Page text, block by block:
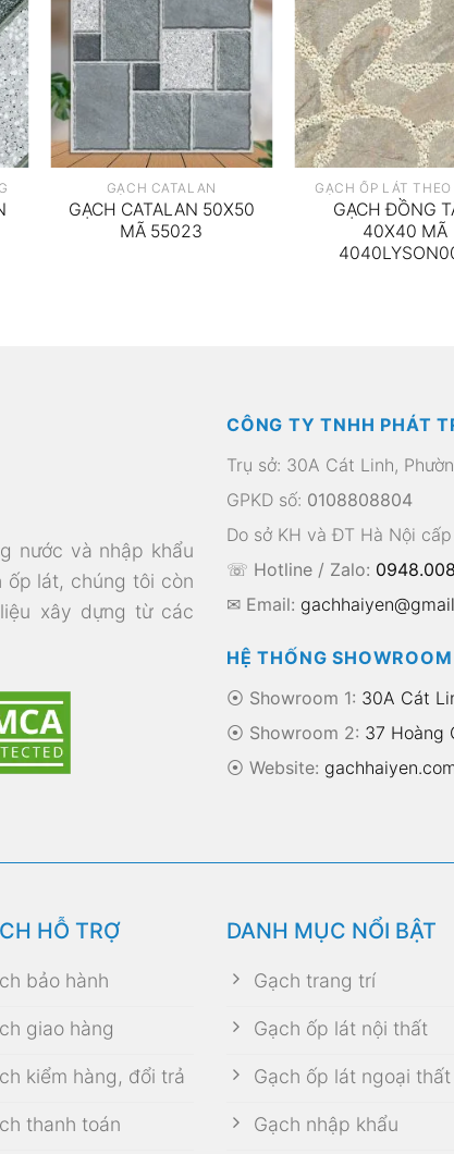
GẠCH CATALAN
GẠCH CATALAN 50X50
MÃ 55023
GẠCH ỐP LÁT THEO
GẠCH ĐỒNG
40X40 MÃ
nước và nhập khẩu
ốp lát, chúng tôi còn
xây dựng từ các
CÔNG TY TNHH PHÁT
Trụ sở: 30A Cát Linh,
GPKD số: 0108808804
Do sở KH và ĐT Hà Nội
☏ Hotline / Zalo:
✉ Email:
HỆ THỐNG SHOWROOM
⦿ Showroom 1: 30A Cát
⦿ Showroom 2: 37 Hoàng
⦿ Website:
HỖ TRỢ
bảo hành
giao hàng
kiểm hàng, đổi trả
thanh toán
DANH MỤC NỔI BẬT
Gạch trang trí
Gạch ốp lát nội thất
Gạch ốp lát ngoại thất
Gạch nhập khẩu